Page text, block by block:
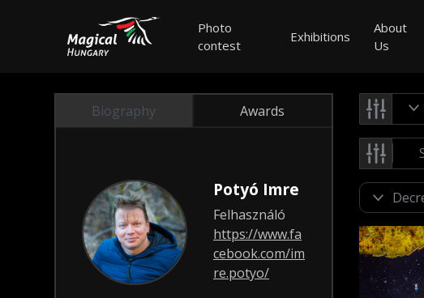
Photo
contest
Exhibitions
About
Us
Biography Awards
Potyó Imre
Felhasználó
https://www.fa
cebook.com/im
re.potyo/